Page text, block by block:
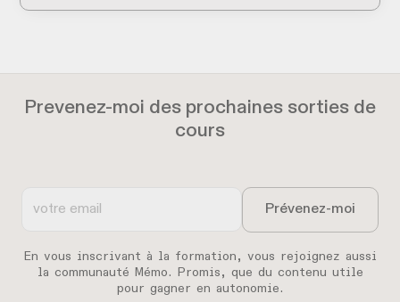
Prevenez-moi des prochaines sorties de
cours
En vous inscrivant à la formation, vous rejoignez aussi
la communauté Mémo. Promis, que du contenu utile
pour gagner en autonomie.